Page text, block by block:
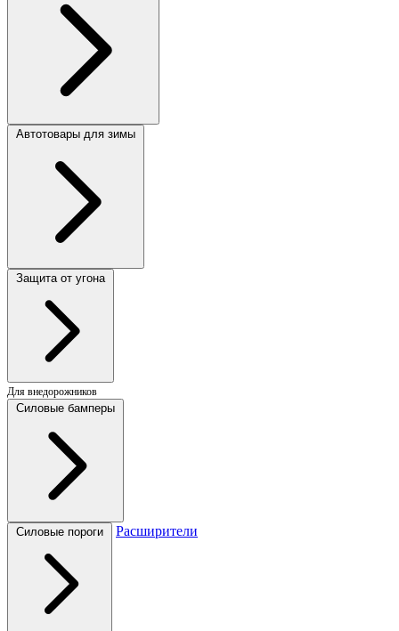
Автотовары для зимы
Защита от угона
Для внедорожников
Силовые бамперы
Силовые пороги Расширители